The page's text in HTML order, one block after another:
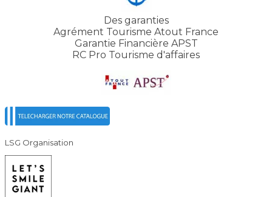
Des garanties
Agrément Tourisme Atout France
Garantie Financière APST
RC Pro Tourisme d'affaires
LSG Organisation